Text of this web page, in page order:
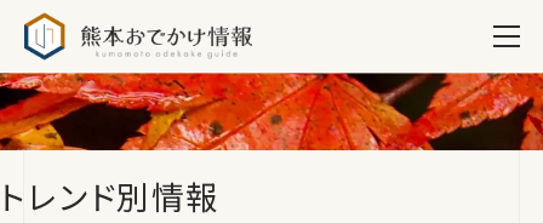
トレンド別情報